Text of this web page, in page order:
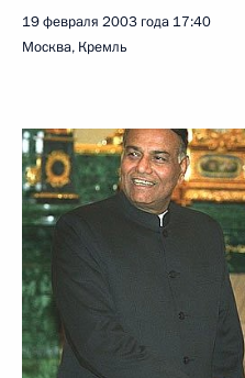
19 февраля 2003 года 17:40
Москва, Кремль